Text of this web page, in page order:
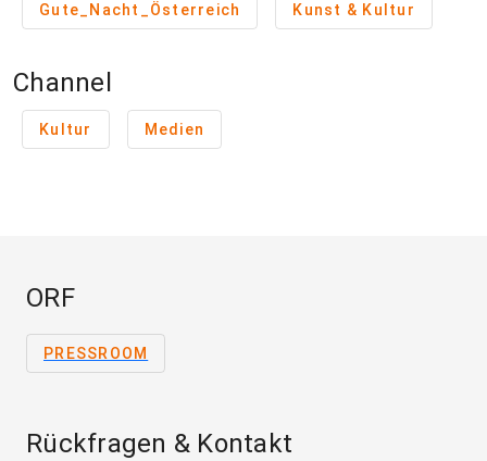
Gute_Nacht_Österreich Kunst & Kultur
Channel
Kultur Medien
ORF
PRESSROOM
Rückfragen & Kontakt